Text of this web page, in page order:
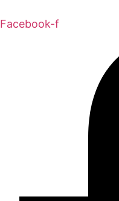
Facebook-f